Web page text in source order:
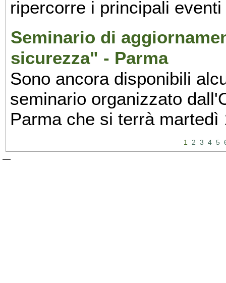
ripercorre i principali
Seminario di
sicurezza" - Parma
Sono ancora disponibili
seminario organizzato
Parma che si terrà martedì
1 2 3 4 5